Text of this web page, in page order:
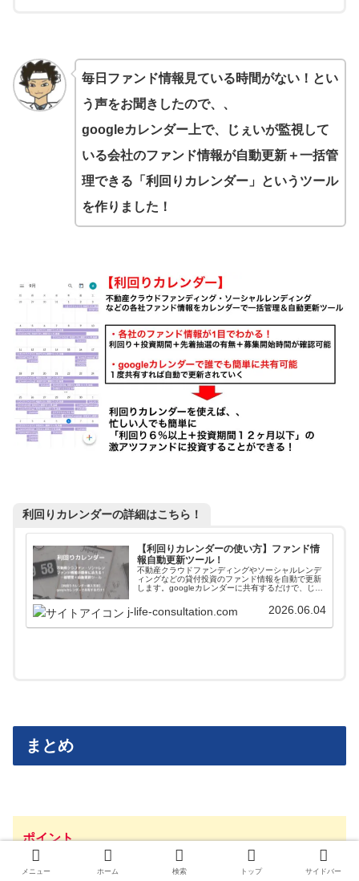
毎日ファンド情報見ている時間がない！とい
う声をお聞きしたので、、
googleカレンダー上で、じぇいが監視して
いる会社のファンド情報が自動更新＋一括管
理できる「利回りカレンダー」というツール
を作りました！
利回りカレンダーの詳細はこちら！
【利回りカレンダーの使い方】ファンド情
報自動更新ツール！
不動産クラウドファンディングやソーシャルレンデ
ィングなどの貸付投資のファンド情報を自動で更新
します。googleカレンダーに共有するだけで、じぇ
自動更新されます。使い方や導入方法を解説してい
ます。
j-life-consultation.com 2026.06.04
まとめ
ポイント
・キャンペーンは開催していない
メニュー ホーム 検索 トップ サイドバー